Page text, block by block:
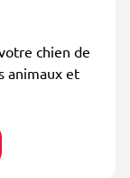
chien de
animaux et